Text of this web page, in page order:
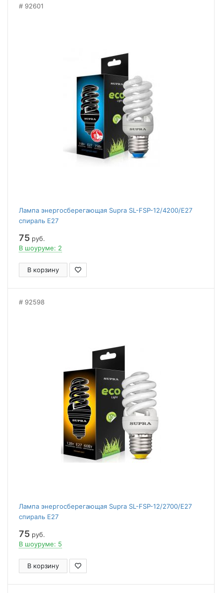
92601
Лампа энергосберегающая Supra SL-FSP-12/4200/E27
спираль E27
75 руб.
В шоуруме: 2
В корзину
92598
Лампа энергосберегающая Supra SL-FSP-12/2700/E27
спираль E27
75 руб.
В шоуруме: 5
В корзину